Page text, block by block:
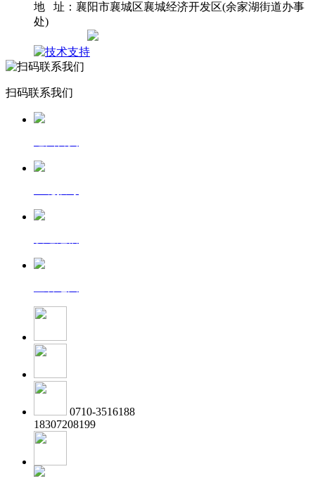
地 址：襄阳市襄城区襄城经济开发区(余家湖街道办事
处)
扫码联系我们
0710-3516188
18307208199